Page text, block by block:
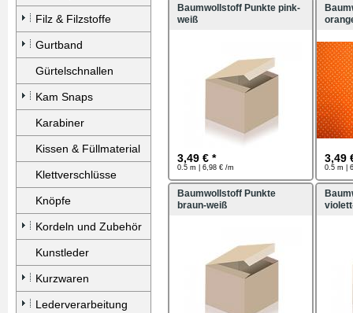
Filz & Filzstoffe
Gurtband
Gürtelschnallen
Kam Snaps
Karabiner
Kissen & Füllmaterial
Klettverschlüsse
Knöpfe
Kordeln und Zubehör
Kunstleder
Kurzwaren
Lederverarbeitung
Baumwollstoff Punkte pink-
weiß
3,49 € *
0.5 m | 6,98 € /m
3,49
0.5 m |
Baumwollstoff Punkte
braun-weiß